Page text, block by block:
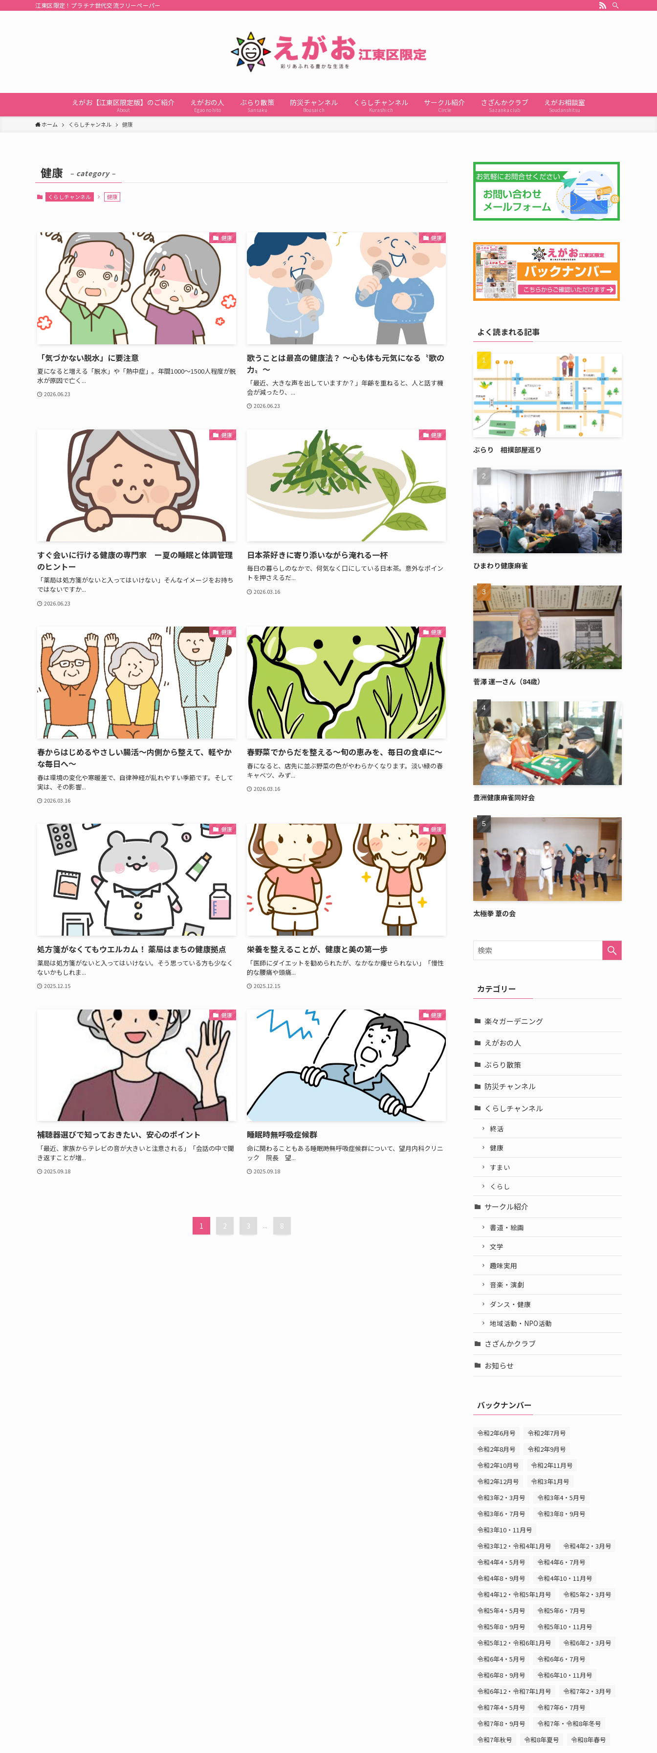
江東区限定！プラチナ世代交流フリーペーパー
えがお【江東区限定版】のご紹介
About
えがおの人
Egao no hito
ぶらり散策
Sansaku
防災チャンネル
Bousai ch
くらしチャンネル
Kurashi ch
サークル紹介
Circle
さざんかクラブ
Sazanka club
えがお相談室
Soudanshitsu
ホーム くらしチャンネル 健康
健康 – category –
くらしチャンネル 健康
健康
「気づかない脱水」に要注意
夏になると増える「脱水」や「熱中症」。年間1000〜1500人程度が脱
水が原因で亡く...
2026.06.23
健康
歌うことは最高の健康法？ ～心も体も元気になる〝歌の
力〟～
「最近、大きな声を出していますか？」年齢を重ねると、人と話す機
会が減ったり、...
2026.06.23
健康
すぐ会いに行ける健康の専門家 ー夏の睡眠と体調管理
のヒントー
「薬局は処方箋がないと入ってはいけない」そんなイメージをお持ち
ではないですか...
2026.06.23
健康
日本茶好きに寄り添いながら淹れる一杯
毎日の暮らしのなかで、何気なく口にしている日本茶。意外なポイン
トを押さえるだ...
2026.03.16
健康
春からはじめるやさしい腸活〜内側から整えて、軽やか
な毎日へ〜
春は環境の変化や寒暖差で、自律神経が乱れやすい季節です。そして
実は、その影響...
2026.03.16
健康
春野菜でからだを整える〜旬の恵みを、毎日の食卓に〜
春になると、店先に並ぶ野菜の色がやわらかくなります。淡い緑の春
キャベツ、みず...
2026.03.16
健康
処方箋がなくてもウエルカム！ 薬局はまちの健康拠点
薬局は処方箋がないと入ってはいけない。そう思っている方も少なく
ないかもしれま...
2025.12.15
健康
栄養を整えることが、健康と美の第一歩
「医師にダイエットを勧められたが、なかなか痩せられない」「慢性
的な腰痛や頭痛...
2025.12.15
健康
補聴器選びで知っておきたい、安心のポイント
「最近、家族からテレビの音が大きいと注意される」「会話の中で聞
き返すことが増...
2025.09.18
健康
睡眠時無呼吸症候群
命に関わることもある睡眠時無呼吸症候群について、望月内科クリニ
ック 院長 望...
2025.09.18
1 2 3 ... 8
よく読まれる記事
ぶらり 相撲部屋巡り
ひまわり健康麻雀
菅澤 運一さん（84歳）
豊洲健康麻雀同好会
太極拳 葦の会
カテゴリー
楽々ガーデニング
えがおの人
ぶらり散策
防災チャンネル
くらしチャンネル
終活
健康
すまい
くらし
サークル紹介
書道・絵画
文学
趣味実用
音楽・演劇
ダンス・健康
地域活動・NPO活動
さざんかクラブ
お知らせ
バックナンバー
令和2年6月号
令和2年7月号
令和2年8月号
令和2年9月号
令和2年10月号
令和2年11月号
令和2年12月号
令和3年1月号
令和3年2・3月号
令和3年4・5月号
令和3年6・7月号
令和3年8・9月号
令和3年10・11月号
令和3年12・令和4年1月号
令和4年2・3月号
令和4年4・5月号
令和4年6・7月号
令和4年8・9月号
令和4年10・11月号
令和4年12・令和5年1月号
令和5年2・3月号
令和5年4・5月号
令和5年6・7月号
令和5年8・9月号
令和5年10・11月号
令和5年12・令和6年1月号
令和6年2・3月号
令和6年4・5月号
令和6年6・7月号
令和6年8・9月号
令和6年10・11月号
令和6年12・令和7年1月号
令和7年2・3月号
令和7年4・5月号
令和7年6・7月号
令和7年8・9月号
令和7年・令和8年冬号
令和7年秋号
令和8年夏号 令和8年春号